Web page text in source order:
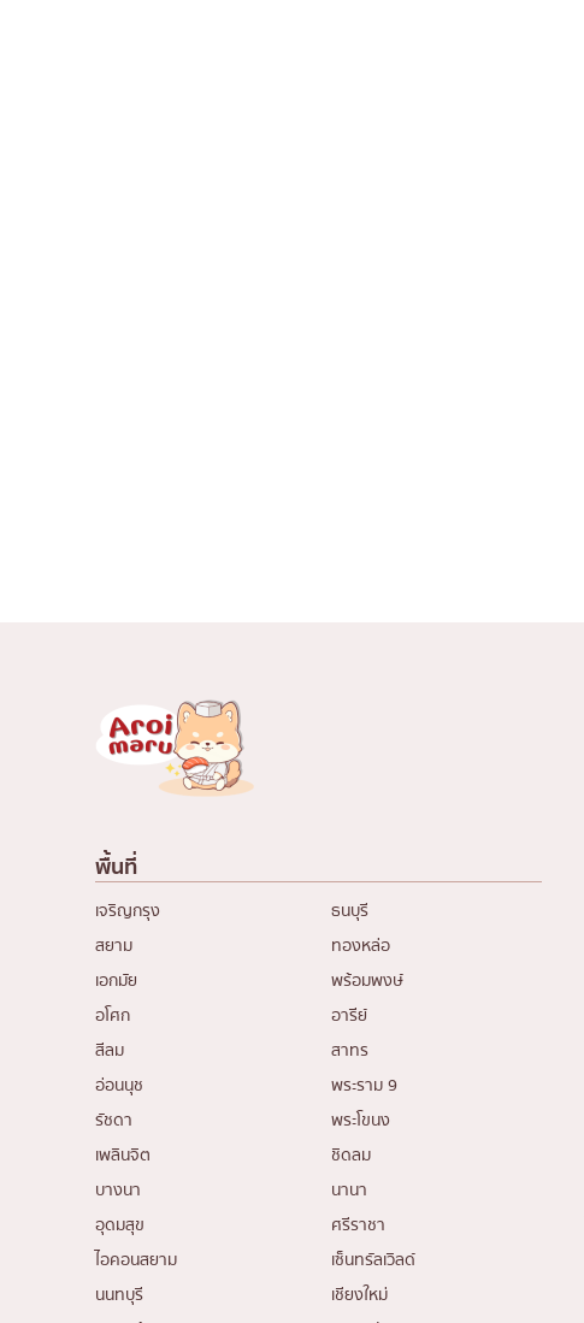
พื้นที่
เจริญกรุง
ธนบุรี
สยาม
ทองหล่อ
เอกมัย
พร้อมพงษ์
อโศก
อารีย์
สีลม
สาทร
อ่อนนุช
พระราม 9
รัชดา
พระโขนง
เพลินจิต
ชิดลม
บางนา
นานา
อุดมสุข
ศรีราชา
ไอคอนสยาม
เซ็นทรัลเวิลด์
นนทบุรี
เชียงใหม่